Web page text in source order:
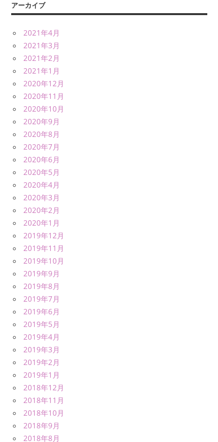
アーカイブ
2021年4月
2021年3月
2021年2月
2021年1月
2020年12月
2020年11月
2020年10月
2020年9月
2020年8月
2020年7月
2020年6月
2020年5月
2020年4月
2020年3月
2020年2月
2020年1月
2019年12月
2019年11月
2019年10月
2019年9月
2019年8月
2019年7月
2019年6月
2019年5月
2019年4月
2019年3月
2019年2月
2019年1月
2018年12月
2018年11月
2018年10月
2018年9月
2018年8月